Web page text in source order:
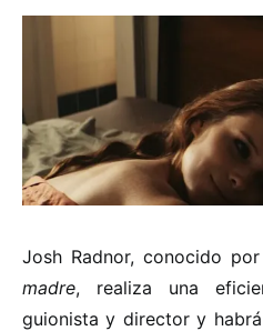
Josh Radnor, conocido por
madre, realiza una
guionista y director y